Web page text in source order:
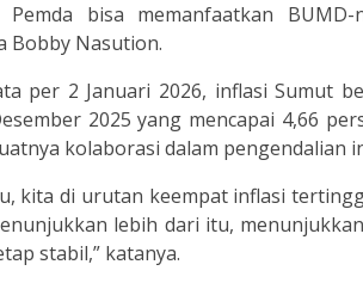
Pemda bisa memanfaatkan
Bobby Nasution.
per 2 Januari 2026, inflasi Sumut
2025 yang mencapai 4,66
kolaborasi dalam pengendalian
kita di urutan keempat inflasi
lebih dari itu,
stabil,” katanya.